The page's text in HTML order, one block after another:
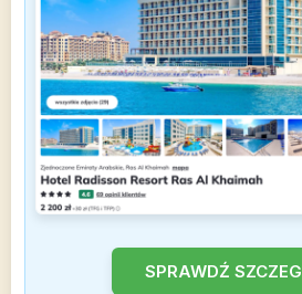
SPRAWDŹ